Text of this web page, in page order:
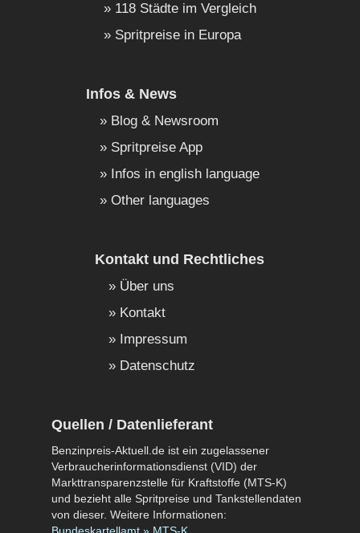
118 Städte im Vergleich
Spritpreise in Europa
Infos & News
Blog & Newsroom
Spritpreise App
Infos in english language
Other languages
Kontakt und Rechtliches
Über uns
Kontakt
Impressum
Datenschutz
Quellen / Datenlieferant
Benzinpreis-Aktuell.de ist ein zugelassener
Verbraucherinformationsdienst (VID) der
Markttransparenzstelle für Kraftstoffe (MTS-K)
und bezieht alle Spritpreise und Tankstellendaten
von dieser. Weitere Informationen: